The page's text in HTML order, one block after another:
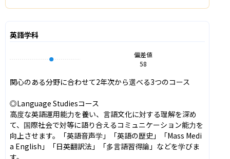
英語学科
偏差値
58
関心のある分野に合わせて2年次から選べる3つのコース
◎Language Studiesコース
高度な英語運用能力を養い、言語文化に対する理解を深め
て、国際社会で対等に語り合えるコミュニケーション能力を
向上させます。「英語音声学」「英語の歴史」「Mass Medi
a English」「日英翻訳法」「多言語習得論」などを学びま
す。